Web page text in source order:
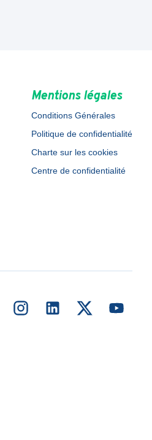
Mentions légales
Conditions Générales
Politique de confidentialité
Charte sur les cookies
Centre de confidentialité